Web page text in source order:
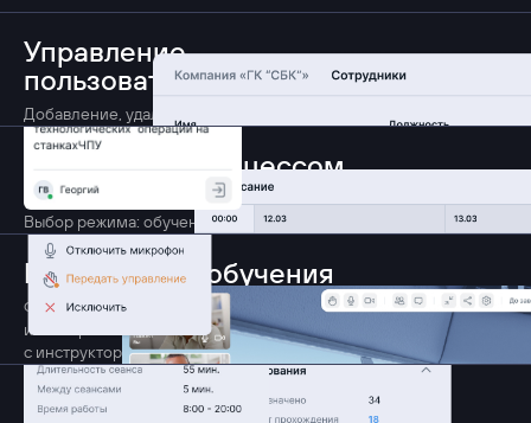
Управление
пользователями
Добавление, удаление и назначение ролей
Видеозапись обучения
Фиксация и хранение сессий обучения, тренировки
и тестирования. Ретроспектива по пройденной сессии вместе
с инструктором
Управление процессом
Назначение сценария обучения
Выбор режима: обучение, тренировка, тестирование
Статистика обучения